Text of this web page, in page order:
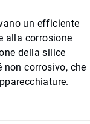
un efficiente
alla corrosione
della silice
corrosivo, che